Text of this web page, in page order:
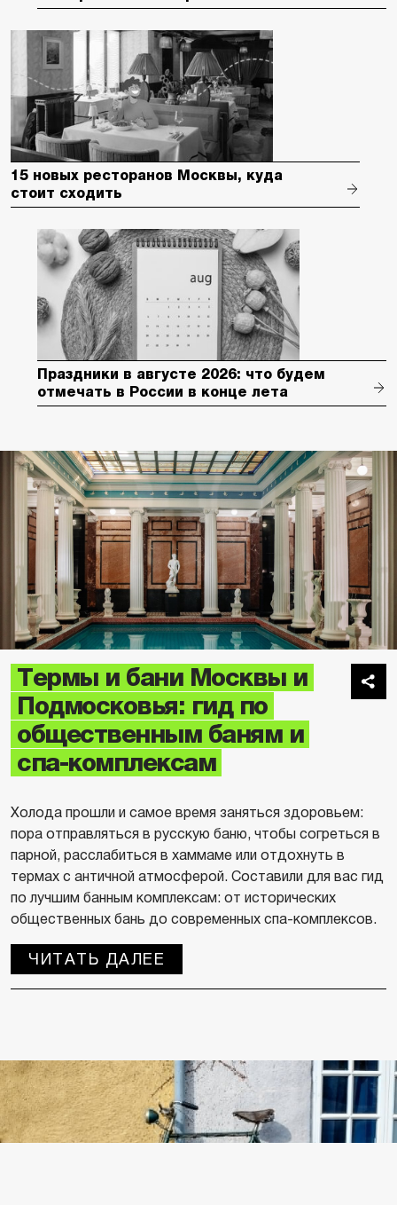
15 новых ресторанов Москвы, куда
стоит сходить
Праздники в августе 2026: что будем
отмечать в России в конце лета
Термы и бани Москвы и
Подмосковья: гид по
общественным баням и
спа-комплексам
Холода прошли и самое время заняться здоровьем:
пора отправляться в русскую баню, чтобы согреться в
парной, расслабиться в хаммаме или отдохнуть в
термах с античной атмосферой. Составили для вас гид
по лучшим банным комплексам: от исторических
общественных бань до современных спа-комплексов.
ЧИТАТЬ ДАЛЕЕ